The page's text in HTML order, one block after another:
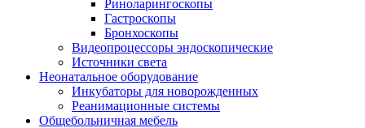
Риноларингоскопы
Гастроскопы
Бронхоскопы
Видеопроцессоры эндоскопические
Источники света
Неонатальное оборудование
Инкубаторы для новорожденных
Реанимационные системы
Общебольничная мебель